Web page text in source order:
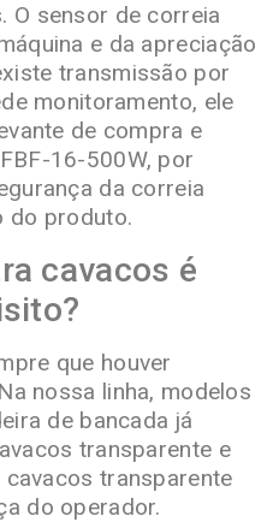
O sensor de correia
e da apreciação
transmissão por
monitoramento, ele
de compra e
16-500W, por
da correia
do produto.
cavacos é
que houver
nossa linha, modelos
de bancada já
transparente e
transparente
do operador.